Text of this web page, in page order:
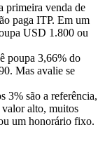
primeira venda de
paga ITP. Em um
USD 1.800 ou
poupa 3,66% do
Mas avalie se
3% são a referência,
alto, muitos
um honorário fixo.